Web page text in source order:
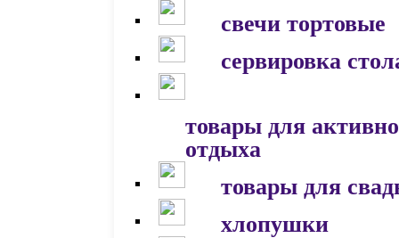
свечи тортовые
сервировка
товары для
отдыха
товары для
хлопушки